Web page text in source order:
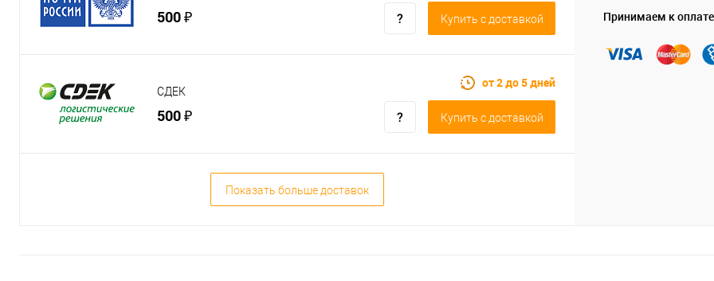
500 ₽ Купить c доставкой
СДЕК
500 ₽
от 2 до 5 дней
Купить c доставкой
Показать больше доставок
Принимаем к оплате